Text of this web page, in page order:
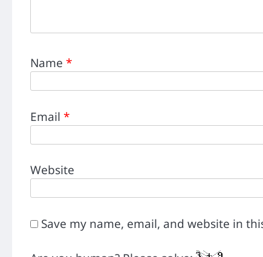
Name *
Email *
Website
Save my name, email, and website in